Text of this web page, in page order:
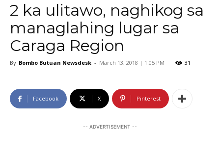
2 ka ulitawo, naghikog sa
managlahing lugar sa
Caraga Region
By Bombo Butuan Newsdesk - March 13, 2018 | 1:05 PM 31
Facebook X Pinterest
-- ADVERTISEMENT --